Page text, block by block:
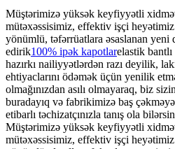
Müştərimizə yüksək keyfiyyətli
mütəxəssisimiz, effektiv işçi
yönümlü, təfərrüatlara əsaslanan yeni
edirik100% ipək kapotlarelastik
hazırkı nailiyyətlərdən razı deyilik,
ehtiyaclarını ödəmək üçün yenilik
olmağınızdan asılı olmayaraq, biz
buradayıq və fabrikimizə baş
etibarlı təchizatçınızla tanış ola
Müştərimizə yüksək keyfiyyətli
mütəxəssisimiz, effektiv işçi